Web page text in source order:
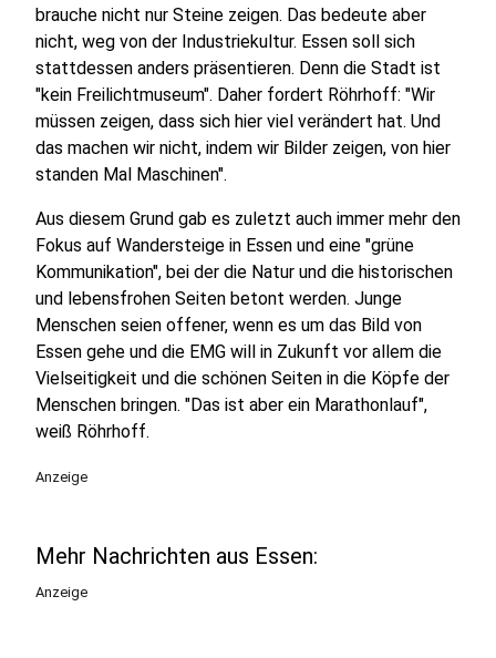
brauche nicht nur Steine zeigen. Das bedeute aber
nicht, weg von der Industriekultur. Essen soll sich
stattdessen anders präsentieren. Denn die Stadt ist
"kein Freilichtmuseum". Daher fordert Röhrhoff: "Wir
müssen zeigen, dass sich hier viel verändert hat. Und
das machen wir nicht, indem wir Bilder zeigen, von hier
standen Mal Maschinen".
Aus diesem Grund gab es zuletzt auch immer mehr den
Fokus auf Wandersteige in Essen und eine "grüne
Kommunikation", bei der die Natur und die historischen
und lebensfrohen Seiten betont werden. Junge
Menschen seien offener, wenn es um das Bild von
Essen gehe und die EMG will in Zukunft vor allem die
Vielseitigkeit und die schönen Seiten in die Köpfe der
Menschen bringen. "Das ist aber ein Marathonlauf",
weiß Röhrhoff.
Anzeige
Mehr Nachrichten aus Essen:
Anzeige